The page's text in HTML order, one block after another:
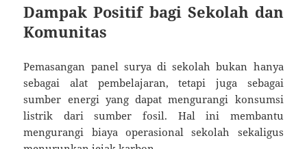
Dampak Positif bagi Sekolah dan
Komunitas
Pemasangan panel surya di sekolah bukan hanya
sebagai alat pembelajaran, tetapi juga sebagai
sumber energi yang dapat mengurangi konsumsi
listrik dari sumber fosil. Hal ini membantu
mengurangi biaya operasional sekolah sekaligus